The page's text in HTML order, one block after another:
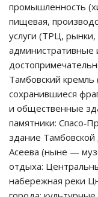
промышленность
пищевая,
услуги (ТРЦ, рынки,
административные
Тамбовский кремль
сохранившиеся
и общественные
памятники:
здание
Асеева (ныне —
отдыха:
набережная реки